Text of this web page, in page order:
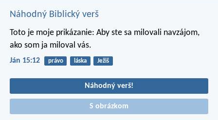
Náhodný Biblický verš
Toto je moje prikázanie: Aby ste sa milovali navzájom,
ako som ja miloval vás.
Ján 15:12 právo láska Ježiš
Náhodný verš!
S obrázkom